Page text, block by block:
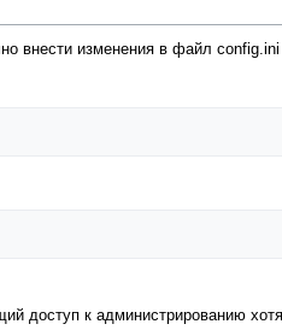
внести изменения в файл config.ini
доступ к администрированию